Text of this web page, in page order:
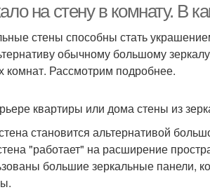
на стену в комнату. В
стены способны стать
обычному большому
комнат. Рассмотрим подробнее.
квартиры или дома стены из
становится альтернативой
"работает" на расширение
большие зеркальные панели,